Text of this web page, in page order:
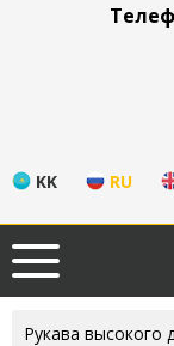
KK RU
Рукава высокого